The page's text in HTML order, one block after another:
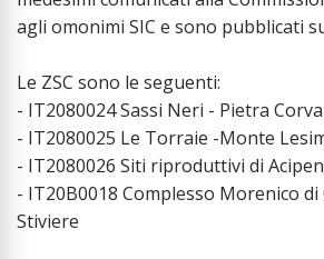
agli omonimi SIC e sono pubblicati
Le ZSC sono le seguenti:
- IT2080024 Sassi Neri - Pietra Corva
- IT2080025 Le Torraie -Monte
- IT2080026 Siti riproduttivi di
- IT20B0018 Complesso Morenico
Stiviere